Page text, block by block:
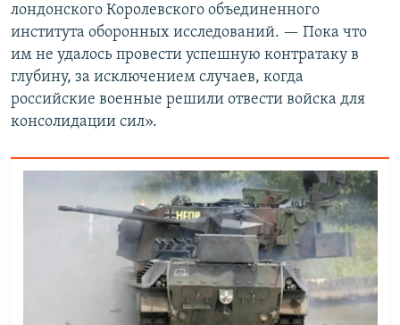
лондонского Королевского объединенного
института оборонных исследований. — Пока что
им не удалось провести успешную контратаку в
глубину, за исключением случаев, когда
российские военные решили отвести войска для
консолидации сил».